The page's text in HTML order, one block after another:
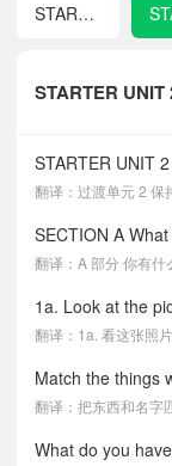
STARTER
STARTER UNIT
翻译：过渡单元 2 保
SECTION A
翻译：A 部分 你有什
1a. Look at the
翻译：1a. 看这张照片
Match the things
翻译：把东西和名字
What do you
STARTER UNIT 1 Hello!